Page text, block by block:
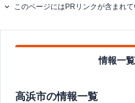
このページにはPRリンクが含まれ
情報一
高浜市の情報一覧